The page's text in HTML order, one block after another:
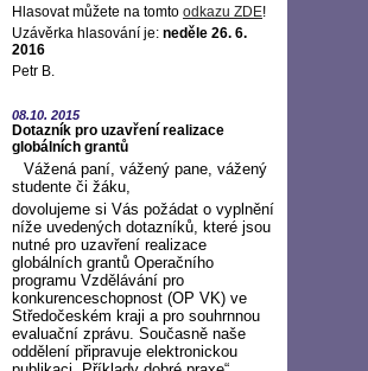
Hlasovat můžete na tomto odkazu ZDE!
Uzávěrka hlasování je: neděle 26. 6.
2016
Petr B.
08.10. 2015
Dotazník pro uzavření realizace
globálních grantů
Vážená paní, vážený pane, vážený
studente či žáku,
dovolujeme si Vás požádat o vyplnění
níže uvedených dotazníků, které jsou
nutné pro uzavření realizace
globálních grantů Operačního
programu Vzdělávání pro
konkurenceschopnost (OP VK) ve
Středočeském kraji a pro souhrnnou
evaluační zprávu. Současně naše
oddělení připravuje elektronickou